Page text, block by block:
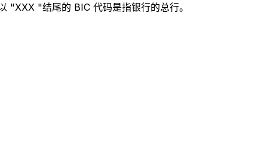
"XXX "结尾的 BIC 代码是指银行的总行。